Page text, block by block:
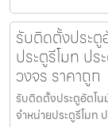
รับติดตั้งประ
ประตูรีโมท ปร
วงจร ราคาถูก
รับติดตั้งประตูอัตโ
จำหน่ายประตูรีโมท